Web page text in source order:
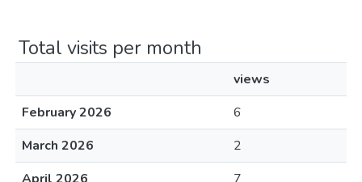
Total visits per month
views
February 2026
6
March 2026
2